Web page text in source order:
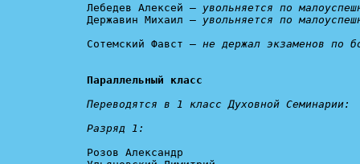
Лебедев Алексей — увольняется по
Державин Михаил — увольняется по
Сотемский Фавст — не держал экзаменов по
Параллельный класс
Переводятся в 1 класс Духовной Семинарии:
Разряд 1:
Розов Александр